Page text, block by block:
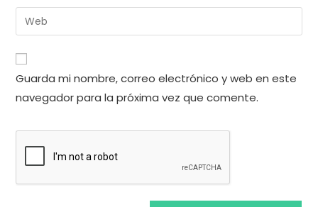
de
usuario
para
comentar
dirección
de
electrónico
para
comentar
Introduce
la
URL
de
tu
web
Guarda mi nombre, correo electrónico y web en este
navegador para la próxima vez que comente.